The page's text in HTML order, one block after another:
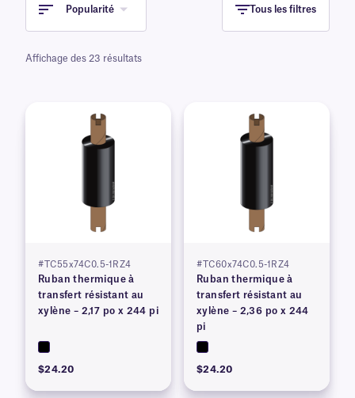
Popularité Tous les filtres
Affichage des 23 résultats
#TC55x74C0.5-1RZ4
Ruban thermique à
transfert résistant au
xylène – 2,17 po x 244 pi
$24.20
#TC60x74C0.5-1RZ4
Ruban thermique à
transfert résistant au
xylène – 2,36 po x 244
pi
$24.20